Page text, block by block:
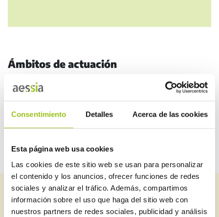
Consentimiento Detalles Acerca de las cookies
Esta página web usa cookies
Las cookies de este sitio web se usan para personalizar
el contenido y los anuncios, ofrecer funciones de redes
sociales y analizar el tráfico. Además, compartimos
información sobre el uso que haga del sitio web con
nuestros partners de redes sociales, publicidad y análisis
Ámbitos de actuación
RITE (calefacción y climatización)
Suscríbete a nuestro newsletter
Puedes estar al día de todo lo relacionado con seguridad